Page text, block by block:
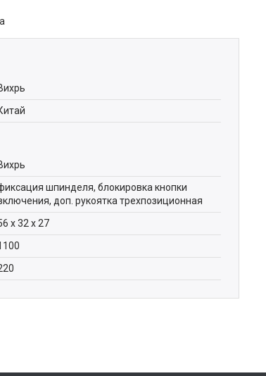
шпинделя, блокировка кнопки
доп. рукоятка трехпозиционная
х 32 х 27